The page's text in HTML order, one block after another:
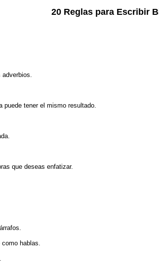
20 Reglas para Escribir
puede tener el mismo resultado.
que deseas enfatizar.
hablas.